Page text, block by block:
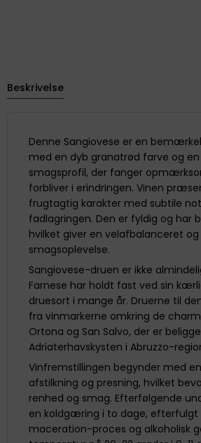
Beskrivelse
Denne Sangiovese er en
med en dyb granatrød farve og
smagsprofil, der fanger
forbliver i erindringen. Vinen
frugtagtig karakter med subtile
fadlagringen. Den er fyldig og har
hvilket giver en velafbalanceret
smagsoplevelse.
Sangiovese-druen er ikke
Farnese har holdt fast ved sin
druesort i mange år. Druerne til
fra vinmarkerne omkring de
Ortona og San Salvo, der er
Adriaterhavskysten i Abruzzo-
Vinfremstillingen begynder med
afstilkning og presning, hvilket
renhed og smag. Efterfølgende
en koldgæring i to dage, efterfulgt
maceration-proces og alkoholisk